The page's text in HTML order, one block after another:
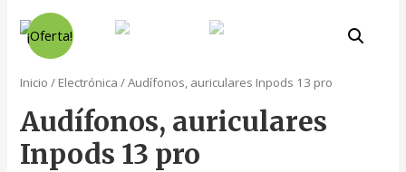
¡Oferta!
Inicio / Electrónica / Audífonos, auriculares Inpods 13 pro
Audífonos, auriculares
Inpods 13 pro